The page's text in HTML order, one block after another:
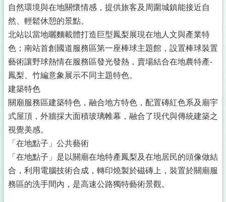
自然環境與在地關懷情感，提供旅客及周圍城鎮能接近自
然、輕鬆休憩的景點。
北站以當地曬麵載體打造巨型鳳梨展現在地人文與產業特
色；南站首創國道服務區第一座棒球主題館，設置棒球裝置
藝術讓野球熱情在服務區發光發熱，賣場結合在地農特產-
鳳梨、竹編意象展示不同主題特色。
建築特色
關廟服務區建築特色，融合地方特色，配置磚紅色系及廟宇
式屋頂，外牆採大面積玻璃帷幕，融合了現代與傳統建築之
視覺美感。
「在地點子」公共藝術
「在地點子」是以關廟在地特產鳳梨及在地居民的頭像做結
合，利用電腦技術合成，轉印燒製於磁磚上，裝置於關廟服
務區的洗手間內，是高速公路獨特藝術景觀。